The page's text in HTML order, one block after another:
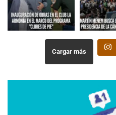
Cargar más